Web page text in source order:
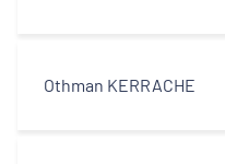
Othman KERRACHE